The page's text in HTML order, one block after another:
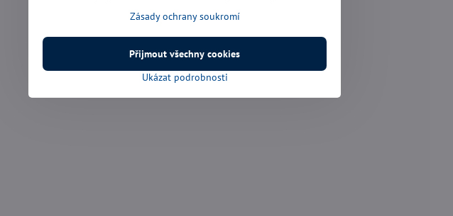
Zásady ochrany soukromí
Ukázat podrobnosti
Přijmout všechny cookies